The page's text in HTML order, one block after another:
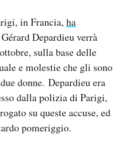
in Francia, ha
Depardieu verrà
sulla base delle
e molestie che gli sono
donne. Depardieu era
dalla polizia di Parigi,
su queste accuse, ed
pomeriggio.